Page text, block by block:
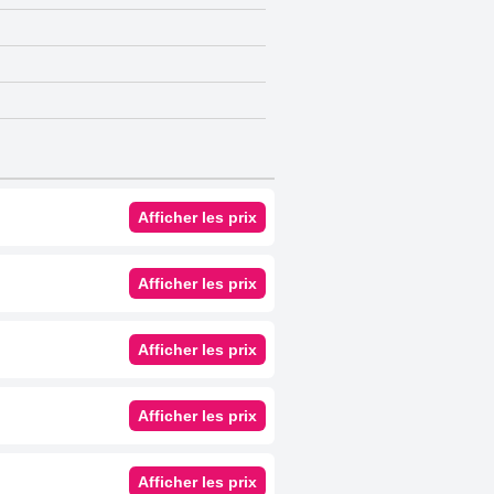
Afficher les prix
Afficher les prix
Afficher les prix
Afficher les prix
Afficher les prix